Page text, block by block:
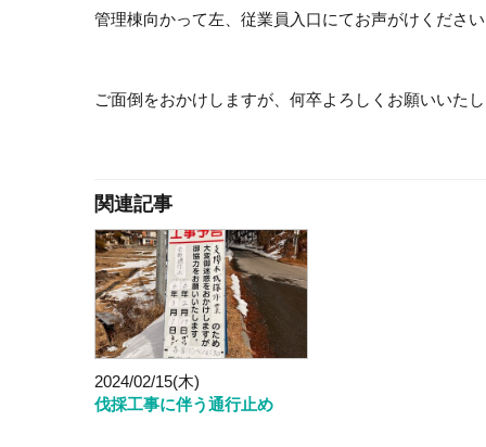
管理棟向かって左、従業員入口にてお声がけくださ
ご面倒をおかけしますが、何卒よろしくお願いいた
関連記事
2024/02/15(木)
伐採工事に伴う通行止め